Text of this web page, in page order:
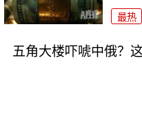
最热
五角大楼吓唬中俄？